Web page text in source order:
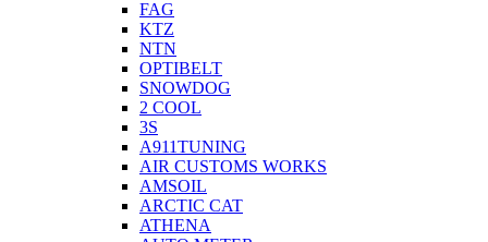
FAG
KTZ
NTN
OPTIBELT
SNOWDOG
2 СOOL
3S
A911TUNING
AIR CUSTOMS WORKS
AMSOIL
ARCTIC CAT
ATHENA